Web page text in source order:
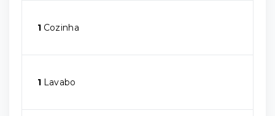
1 Cozinha
1 Lavabo